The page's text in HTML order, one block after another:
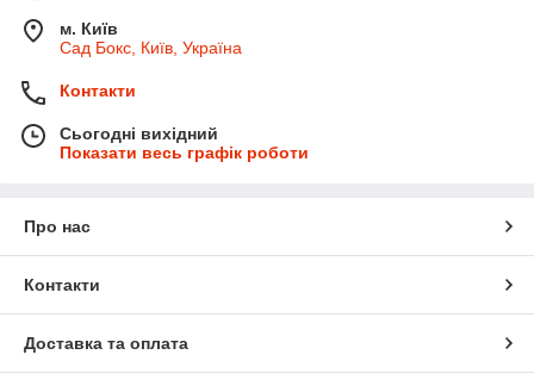
м. Київ
Сад Бокс, Київ, Україна
Контакти
Сьогодні вихідний
Показати весь графік роботи
Про нас
Контакти
Доставка та оплата